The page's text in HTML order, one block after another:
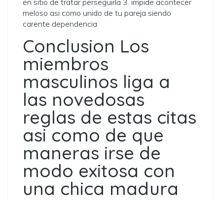
en sitio de tratar perseguirla 3. impide acontecer
meloso asi­ como unido de tu pareja siendo
carente dependencia
Conclusion Los
miembros
masculinos liga a
las novedosas
reglas de estas citas
asi­ como de que
maneras irse de
modo exitosa con
una chica madura